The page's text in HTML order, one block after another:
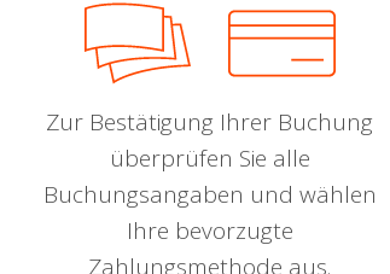
Zur Bestätigung Ihrer Buchung
überprüfen Sie alle
Buchungsangaben und wählen
Ihre bevorzugte
Zahlungsmethode aus.